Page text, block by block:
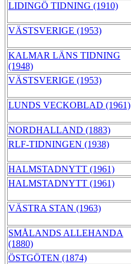
LIDINGÖ TIDNING (1910)
VÄSTSVERIGE (1953)
KALMAR LÄNS TIDNING
(1948)
VÄSTSVERIGE (1953)
LUNDS VECKOBLAD (1961)
NORDHALLAND (1883)
RLF-TIDNINGEN (1938)
HALMSTADNYTT (1961)
HALMSTADNYTT (1961)
VÄSTRA STAN (1963)
SMÅLANDS ALLEHANDA
(1880)
ÖSTGÖTEN (1874)